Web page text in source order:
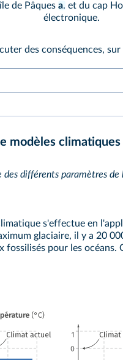
de Pâques a. et du cap
électronique.
des conséquences,
modèles
différents paramètres
s'effectue en
glaciaire, il y a 20
fossilisés pour les